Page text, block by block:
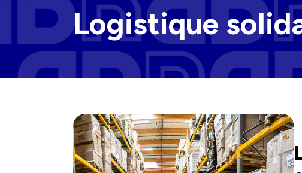
Logistique